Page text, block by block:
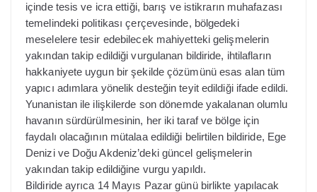
içinde tesis ve icra ettiği, barış ve istikrarın muhafazası
temelindeki politikası çerçevesinde, bölgedeki
meselelere tesir edebilecek mahiyetteki gelişmelerin
yakından takip edildiği vurgulanan bildiride, ihtilafların
hakkaniyete uygun bir şekilde çözümünü esas alan tüm
yapıcı adımlara yönelik desteğin teyit edildiği ifade edildi.
Yunanistan ile ilişkilerde son dönemde yakalanan olumlu
havanın sürdürülmesinin, her iki taraf ve bölge için
faydalı olacağının mütalaa edildiği belirtilen bildiride, Ege
Denizi ve Doğu Akdeniz’deki güncel gelişmelerin
yakından takip edildiğine vurgu yapıldı.
Bildiride ayrıca 14 Mayıs Pazar günü birlikte yapılacak